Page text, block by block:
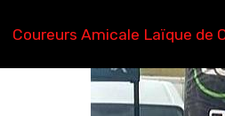
Coureurs Amicale Laïque de